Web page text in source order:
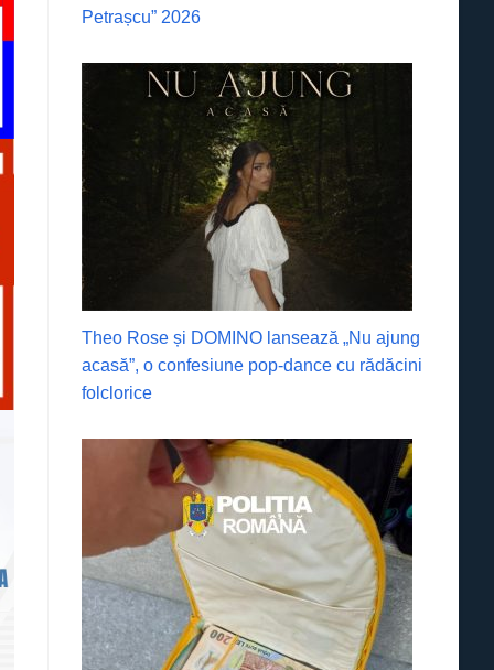
Petrașcu” 2026
Theo Rose și DOMINO lansează „Nu ajung
acasă”, o confesiune pop-dance cu rădăcini
folclorice